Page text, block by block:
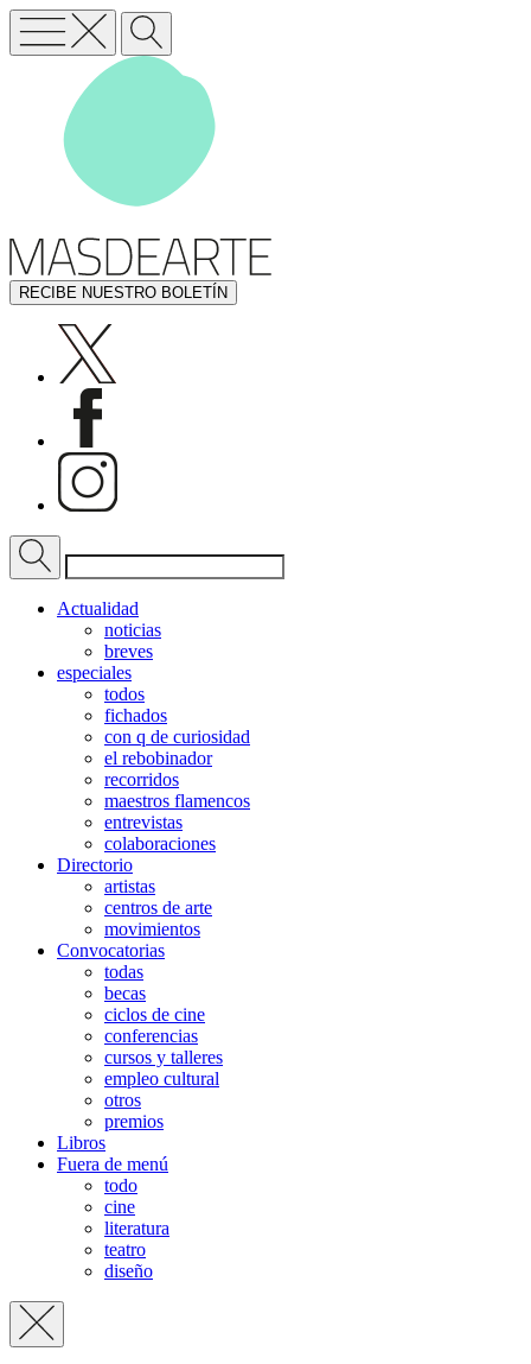
RECIBE NUESTRO BOLETÍN
Actualidad
noticias
breves
especiales
todos
fichados
con q de curiosidad
el rebobinador
recorridos
maestros flamencos
entrevistas
colaboraciones
Directorio
artistas
centros de arte
movimientos
Convocatorias
todas
becas
ciclos de cine
conferencias
cursos y talleres
empleo cultural
otros
premios
Libros
Fuera de menú
todo
cine
literatura
teatro
diseño